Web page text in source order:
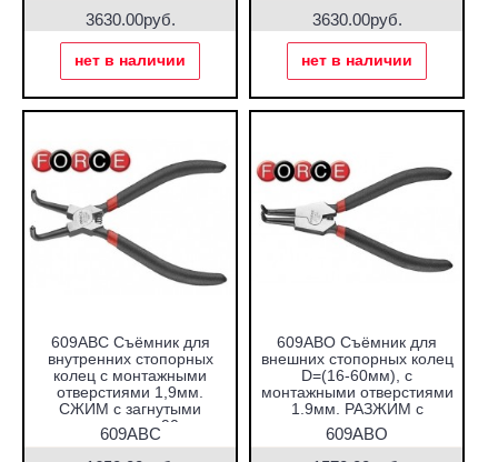
3630.00руб.
нет в наличии
3630.00руб.
нет в наличии
609ABC Съёмник для
внутренних стопорных
колец с монтажными
отверстиями 1,9мм.
СЖИМ с загнутыми
захватами на 90 гр.
609ABC
609ABO Съёмник для
внешних стопорных колец
D=(16-60мм), с
монтажными отверстиями
1.9мм. РАЗЖИМ с
загнутыми захватами на
90 гр.
609ABO